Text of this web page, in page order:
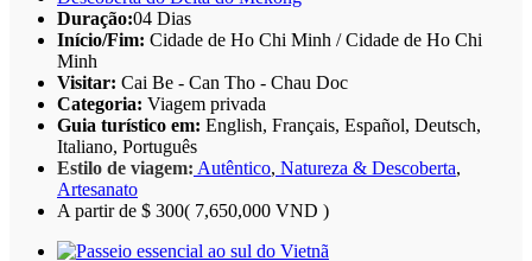
Duração:04 Dias
Início/Fim: Cidade de Ho Chi Minh / Cidade de Ho Chi
Minh
Visitar: Cai Be - Can Tho - Chau Doc
Categoria: Viagem privada
Guia turístico em: English, Français, Español, Deutsch,
Italiano, Português
Estilo de viagem: Autêntico, Natureza & Descoberta,
Artesanato
A partir de $ 300( 7,650,000 VND )